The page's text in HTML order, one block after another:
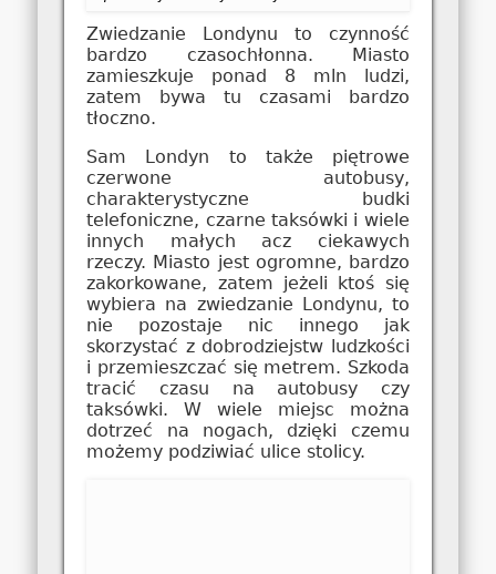
Zwiedzanie Londynu to czynność
bardzo czasochłonna. Miasto
zamieszkuje ponad 8 mln ludzi,
zatem bywa tu czasami bardzo
tłoczno.
Sam Londyn to także piętrowe
czerwone autobusy,
charakterystyczne budki
telefoniczne, czarne taksówki i wiele
innych małych acz ciekawych
rzeczy. Miasto jest ogromne, bardzo
zakorkowane, zatem jeżeli ktoś się
wybiera na zwiedzanie Londynu, to
nie pozostaje nic innego jak
skorzystać z dobrodziejstw ludzkości
i przemieszczać się metrem. Szkoda
tracić czasu na autobusy czy
taksówki. W wiele miejsc można
dotrzeć na nogach, dzięki czemu
możemy podziwiać ulice stolicy.